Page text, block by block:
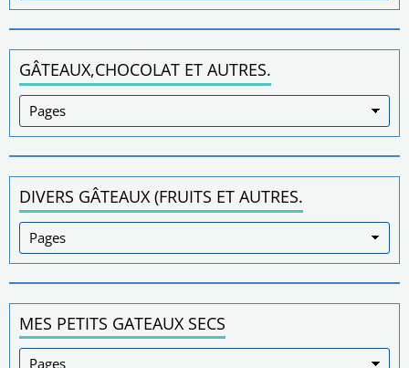
GÂTEAUX,CHOCOLAT ET AUTRES.
DIVERS GÂTEAUX (FRUITS ET AUTRES.
MES PETITS GATEAUX SECS